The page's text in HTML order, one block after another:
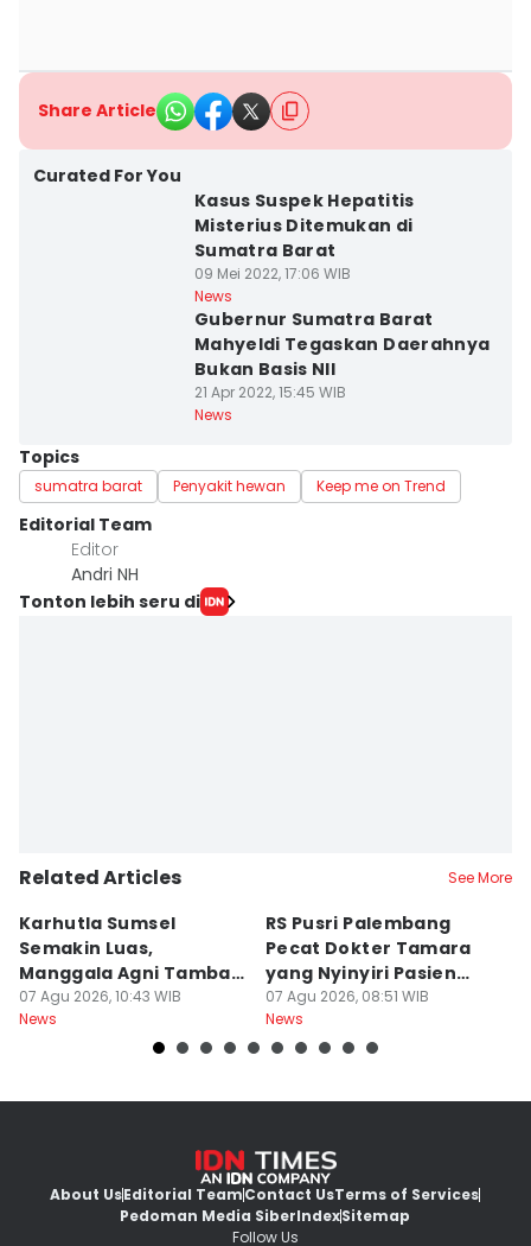
Share Article
Curated For You
Kasus Suspek Hepatitis
Misterius Ditemukan di
Sumatra Barat
09 Mei 2022, 17:06 WIB
News
Gubernur Sumatra Barat
Mahyeldi Tegaskan Daerahnya
Bukan Basis NII
21 Apr 2022, 15:45 WIB
News
Topics
sumatra barat Penyakit hewan Keep me on Trend
Editorial Team
Editor
Andri NH
Tonton lebih seru di
Related Articles See More
Karhutla Sumsel
Semakin Luas,
Manggala Agni Tambah
Regu Pemadam
07 Agu 2026, 10:43 WIB
News
RS Pusri Palembang
Pecat Dokter Tamara
yang Nyinyiri Pasien
Yurizal
07 Agu 2026, 08:51 WIB
News
About UsEditorial TeamContact UsTerms of Services
Pedoman Media SiberIndexSitemap
Follow Us